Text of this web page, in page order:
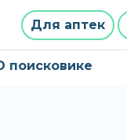
Для аптек
поисковике